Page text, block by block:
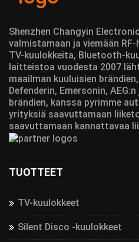
Shenzhen Changyin
valmistamaan ja viemään
TV-kuulokkeita, Bluetooth-
laitteistoa vuodesta 2007
maailman kuuluisien
Defenderin, Emersonin,
brändien, kanssa pyrimme
yrityksiä saavuttamaan
saavuttamaan kannattavaa
TUOTTEET
TV-kuulokkeet
Silent Disco -kuulokkeet